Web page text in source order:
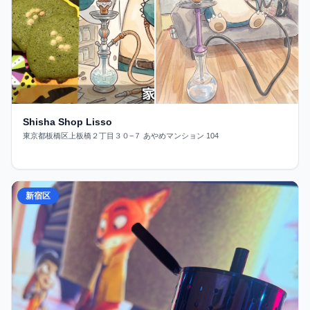
Shisha Shop Lisso
東京都板橋区上板橋２丁目３０−７ あやめマンション 104
新宿区